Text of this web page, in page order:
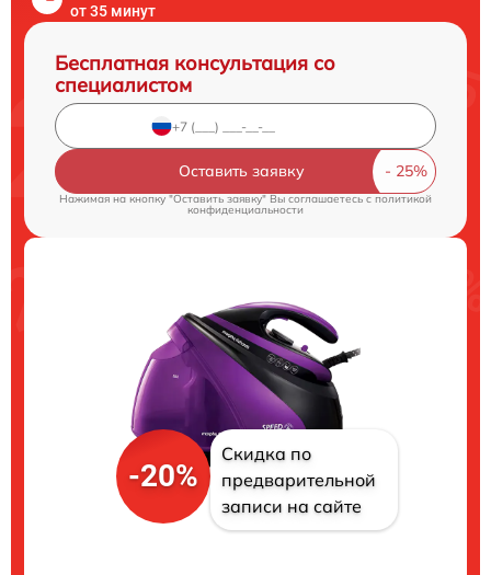
от 35 минут
Бесплатная консультация со
специалистом
Оставить заявку
Нажимая на кнопку "Оставить заявку" Вы соглашаетесь cполитикой
конфиденциальности
-20%
Скидка по
предварительной
записи на сайте